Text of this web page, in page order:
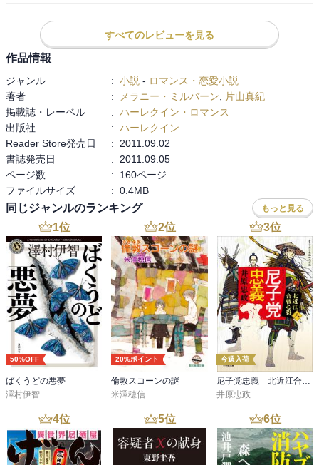
はムカつく。さらに、ヒロインが申し訳なかったと思うのにもムカ
つく。今日は心の狭い私なので★３。
すべてのレビューを見る
作品情報
ジャンル : 小説 - ロマンス・恋愛小説
著者
: メラニー・ミルバーン
片山真紀
掲載誌・レーベル
: ハーレクイン・ロマンス
出版社
: ハーレクイン
Reader Store発売日
:
2011.09.02
書誌発売日
:
2011.09.05
ページ数
:
160ページ
ファイルサイズ
: 0.4MB
同じジャンルのランキング もっと見る
1位
50%OFF
ばくうどの悪夢
澤村伊智
2位
20%ポイント
倫敦スコーンの謎
米澤穂信
3位
今週入荷
尼子党忠義 北近江合戦心得〈八〉
井原忠政
4位 5位 6位